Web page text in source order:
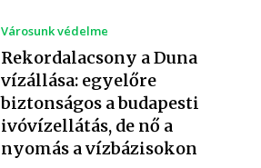
Városunk védelme
Rekordalacsony a Duna
vízállása: egyelőre
biztonságos a budapesti
ivóvízellátás, de nő a
nyomás a vízbázisokon